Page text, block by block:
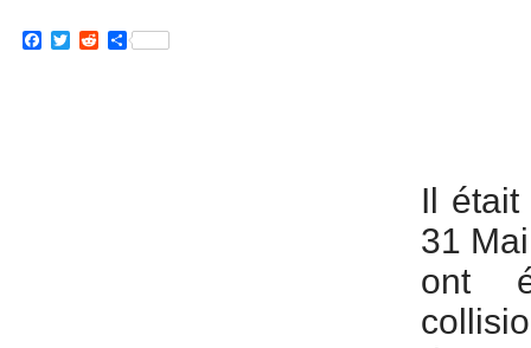
Facebook
TwitterRedditPartager
Il était
31
ont